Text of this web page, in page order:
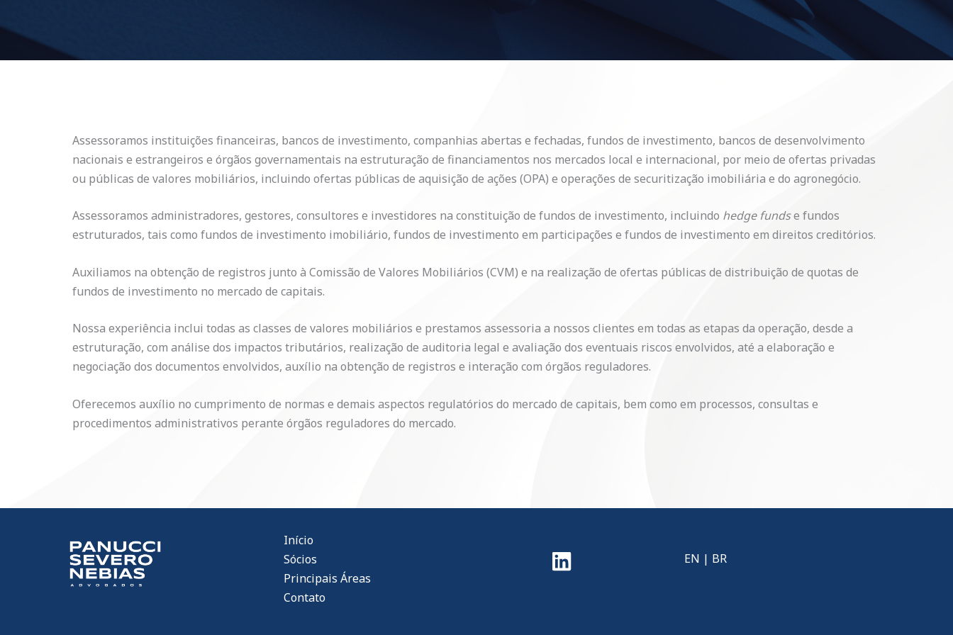
Assessoramos instituições financeiras, bancos de investimento, companhias abertas e fechadas, fundos de investimento, bancos de desenvolvimento
nacionais e estrangeiros e órgãos governamentais na estruturação de financiamentos nos mercados local e internacional, por meio de ofertas privadas
ou públicas de valores mobiliários, incluindo ofertas públicas de aquisição de ações (OPA) e operações de securitização imobiliária e do agronegócio.
Assessoramos administradores, gestores, consultores e investidores na constituição de fundos de investimento, incluindo hedge fundse fundos
estruturados, tais como fundos de investimento imobiliário, fundos de investimento em participações e fundos de investimento em direitos creditórios.
Auxiliamos na obtenção de registros junto à Comissão de Valores Mobiliários (CVM) e na realização de ofertas públicas de distribuição de quotas de
fundos de investimento no mercado de capitais.
Nossa experiência inclui todas as classes de valores mobiliários e prestamos assessoria a nossos clientes em todas as etapas da operação, desde a
estruturação, com análise dos impactos tributários, realização de auditoria legal e avaliação dos eventuais riscos envolvidos, até a elaboração e
negociação dos documentos envolvidos, auxílio na obtenção de registros e interação com órgãos reguladores.
Oferecemos auxílio no cumprimento de normas e demais aspectos regulatórios do mercado de capitais, bem como em processos, consultas e
procedimentos administrativos perante órgãos reguladores do mercado.
Início
Sócios
Principais Áreas
Contato
EN | BR